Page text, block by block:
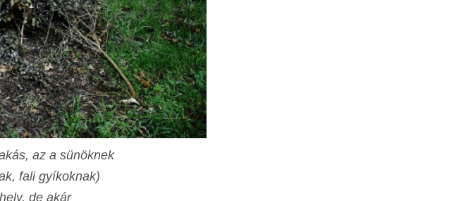
az a sünöknek
fali gyíkoknak)
de akár